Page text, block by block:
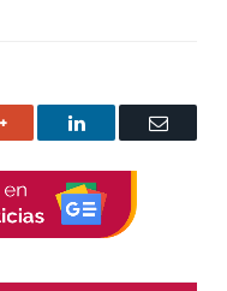
Google+ LinkedIn
Correo